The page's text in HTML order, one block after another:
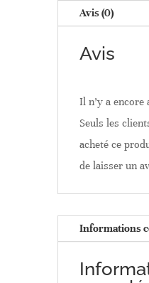
Avis (0)
Avis
Il n’y a encore
Seuls les
acheté ce
de laisser un
Informations